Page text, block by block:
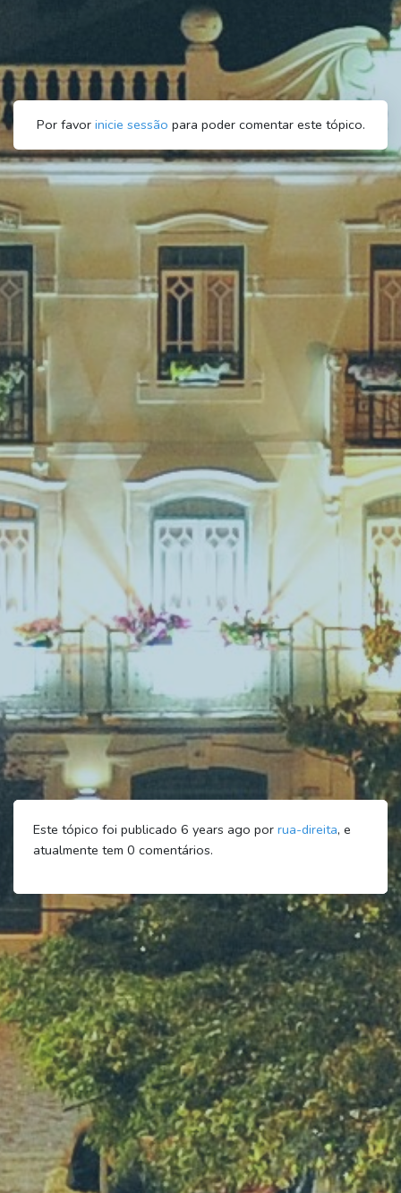
Por favor inicie sessão para poder comentar este tópico.
Este tópico foi publicado 6 years ago por rua-direita, e
atualmente tem 0 comentários.